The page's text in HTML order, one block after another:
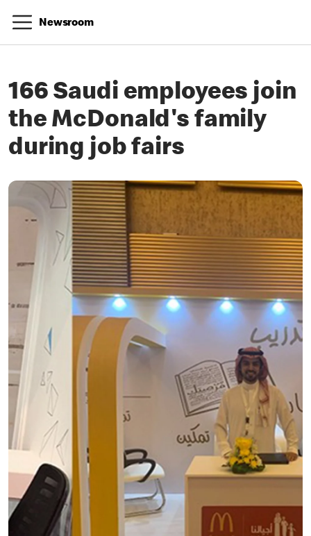
Newsroom
166 Saudi employees join
the McDonald's family
during job fairs